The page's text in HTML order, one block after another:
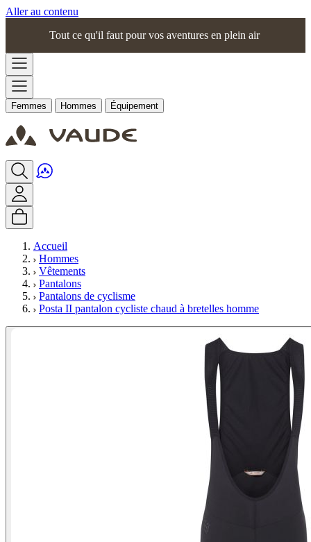
Aller au contenu
Tout ce qu'il faut pour vos aventures en plein air
Femmes Hommes Équipement
Accueil
Hommes
Vêtements
Pantalons
Pantalons de cyclisme
Posta II pantalon cycliste chaud à bretelles homme